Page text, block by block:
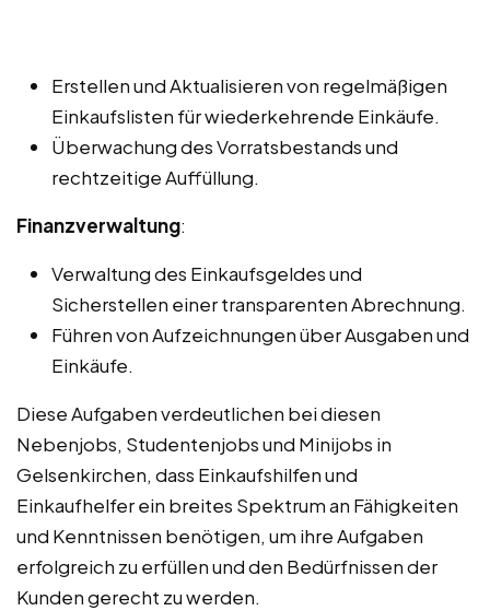
Erstellen und Aktualisieren von regelmäßigen
Einkaufslisten für wiederkehrende Einkäufe.
Überwachung des Vorratsbestands und
rechtzeitige Auffüllung.
Finanzverwaltung:
Verwaltung des Einkaufsgeldes und
Sicherstellen einer transparenten Abrechnung.
Führen von Aufzeichnungen über Ausgaben und
Einkäufe.
Diese Aufgaben verdeutlichen bei diesen
Nebenjobs, Studentenjobs und Minijobs in
Gelsenkirchen, dass Einkaufshilfen und
Einkaufhelfer ein breites Spektrum an Fähigkeiten
und Kenntnissen benötigen, um ihre Aufgaben
erfolgreich zu erfüllen und den Bedürfnissen der
Kunden gerecht zu werden.